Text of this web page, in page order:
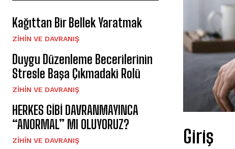
Kağıttan Bir Bellek Yaratmak
⁠ZIHIN VE DAVRANIŞ
Duygu Düzenleme Becerilerinin
Stresle Başa Çıkmadaki Rolü
⁠ZIHIN VE DAVRANIŞ
HERKES GİBİ DAVRANMAYINCA
“ANORMAL” MI OLUYORUZ?
⁠ZIHIN VE DAVRANIŞ Giriş